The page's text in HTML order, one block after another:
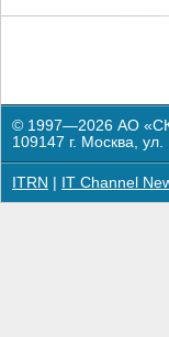
© 1997—2026 АО
109147 г. Москва,
ITRN IT Channel